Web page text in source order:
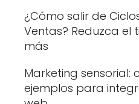
¿Cómo salir de
Ventas? Reduzca el
más
Marketing sensorial:
ejemplos para